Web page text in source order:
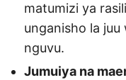
matumizi ya
unganisho la
nguvu.
Jumuiya na